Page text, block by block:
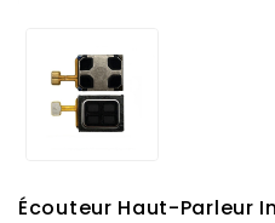
Écouteur Haut-Parleur